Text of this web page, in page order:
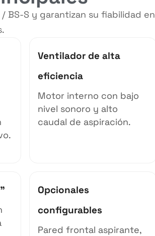
BS-S y garantizan su fiabilidad en
Ventilador de alta
eficiencia
Motor interno con bajo
nivel sonoro y alto
caudal de aspiración.
Opcionales
configurables
Pared frontal aspirante,